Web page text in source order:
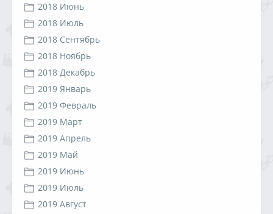
2018 Июнь
2018 Июль
2018 Сентябрь
2018 Ноябрь
2018 Декабрь
2019 Январь
2019 Февраль
2019 Март
2019 Апрель
2019 Май
2019 Июнь
2019 Июль
2019 Август